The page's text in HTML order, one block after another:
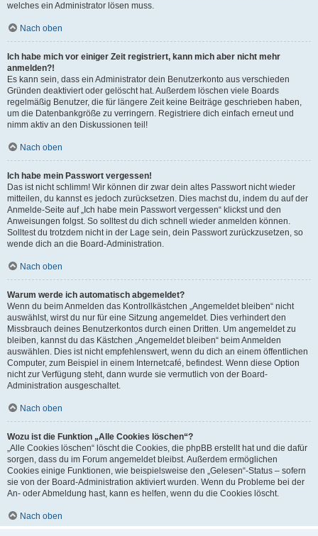
welches ein Administrator lösen muss.
Nach oben
Ich habe mich vor einiger Zeit registriert, kann mich aber nicht mehr
anmelden?!
Es kann sein, dass ein Administrator dein Benutzerkonto aus verschieden
Gründen deaktiviert oder gelöscht hat. Außerdem löschen viele Boards
regelmäßig Benutzer, die für längere Zeit keine Beiträge geschrieben haben,
um die Datenbankgröße zu verringern. Registriere dich einfach erneut und
nimm aktiv an den Diskussionen teil!
Nach oben
Ich habe mein Passwort vergessen!
Das ist nicht schlimm! Wir können dir zwar dein altes Passwort nicht wieder
mitteilen, du kannst es jedoch zurücksetzen. Dies machst du, indem du auf der
Anmelde-Seite auf „Ich habe mein Passwort vergessen“ klickst und den
Anweisungen folgst. So solltest du dich schnell wieder anmelden können.
Solltest du trotzdem nicht in der Lage sein, dein Passwort zurückzusetzen, so
wende dich an die Board-Administration.
Nach oben
Warum werde ich automatisch abgemeldet?
Wenn du beim Anmelden das Kontrollkästchen „Angemeldet bleiben“ nicht
auswählst, wirst du nur für eine Sitzung angemeldet. Dies verhindert den
Missbrauch deines Benutzerkontos durch einen Dritten. Um angemeldet zu
bleiben, kannst du das Kästchen „Angemeldet bleiben“ beim Anmelden
auswählen. Dies ist nicht empfehlenswert, wenn du dich an einem öffentlichen
Computer, zum Beispiel in einem Internetcafé, befindest. Wenn diese Option
nicht zur Verfügung steht, dann wurde sie vermutlich von der Board-
Administration ausgeschaltet.
Nach oben
Wozu ist die Funktion „Alle Cookies löschen“?
„Alle Cookies löschen“ löscht die Cookies, die phpBB erstellt hat und die dafür
sorgen, dass du im Forum angemeldet bleibst. Außerdem ermöglichen
Cookies einige Funktionen, wie beispielsweise den „Gelesen“-Status – sofern
sie von der Board-Administration aktiviert wurden. Wenn du Probleme bei der
An- oder Abmeldung hast, kann es helfen, wenn du die Cookies löscht.
Nach oben